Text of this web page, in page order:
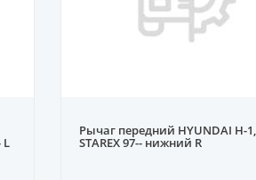
L
Рычаг передний HYUNDAI H-1,
STAREX 97-- нижний R